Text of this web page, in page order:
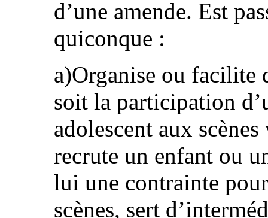
d’une amende. Est
quiconque :
a)Organise ou facilite
soit la participation
adolescent aux
recrute un enfant ou
lui une contrainte
scènes, sert